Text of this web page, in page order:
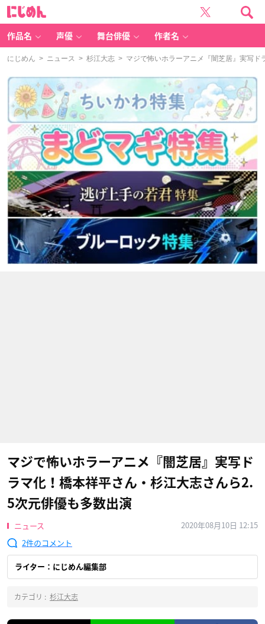
作品名 声優 舞台俳優 作者名
にじめん > ニュース > 杉江大志 > マジで怖いホラーアニメ『闇芝居』実写ド
マジで怖いホラーアニメ『闇芝居』実写ド
ラマ化！橋本祥平さん・杉江大志さんら2.
5次元俳優も多数出演
ニュース
2020年08月10日 12:15
2
ライター：にじめん編集部
カテゴリ : 杉江大志